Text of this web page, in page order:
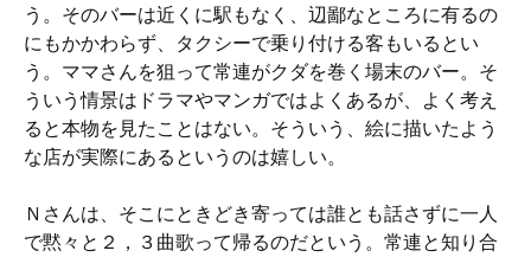
う。そのバーは近くに駅もなく、辺鄙なところに有るの
にもかかわらず、タクシーで乗り付ける客もいるとい
う。ママさんを狙って常連がクダを巻く場末のバー。そ
ういう情景はドラマやマンガではよくあるが、よく考え
ると本物を見たことはない。そういう、絵に描いたよう
な店が実際にあるというのは嬉しい。
Ｎさんは、そこにときどき寄っては誰とも話さずに一人
で黙々と２，３曲歌って帰るのだという。常連と知り合